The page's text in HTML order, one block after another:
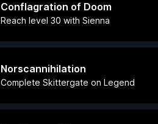
Conflagration of Doom
Reach level 30 with Sienna
Norscannihilation
Complete Skittergate on Legend